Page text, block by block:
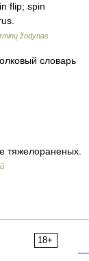
flip; spin
žodynas
словарь
тяжелораненых.
18+